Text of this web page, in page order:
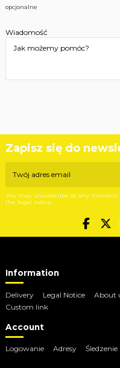
opcjonalne
Wiadomość
Zapisz się do
You may unsubscribe at any
the legal notice.
Information
Delivery Legal Notice About
Custom link
Account
Logowanie Adresy